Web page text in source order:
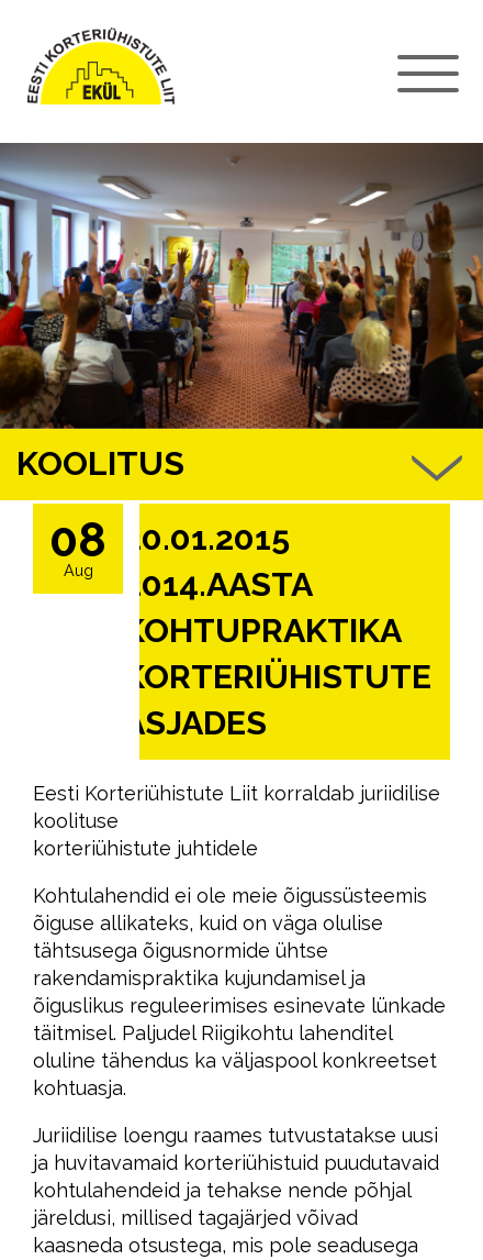
KOOLITUS
08
Aug
20.01.2015
2014.AASTA
KOHTUPRAKTIKA
KORTERIÜHISTUTE
ASJADES
Eesti Korteriühistute Liit korraldab juriidilise
koolituse
korteriühistute juhtidele
Kohtulahendid ei ole meie õigussüsteemis
õiguse allikateks, kuid on väga olulise
tähtsusega õigusnormide ühtse
rakendamispraktika kujundamisel ja
õiguslikus reguleerimises esinevate lünkade
täitmisel. Paljudel Riigikohtu lahenditel
oluline tähendus ka väljaspool konkreetset
kohtuasja.
Juriidilise loengu raames tutvustatakse uusi
ja huvitavamaid korteriühistuid puudutavaid
kohtulahendeid ja tehakse nende põhjal
järeldusi, millised tagajärjed võivad
kaasneda otsustega, mis pole seadusega